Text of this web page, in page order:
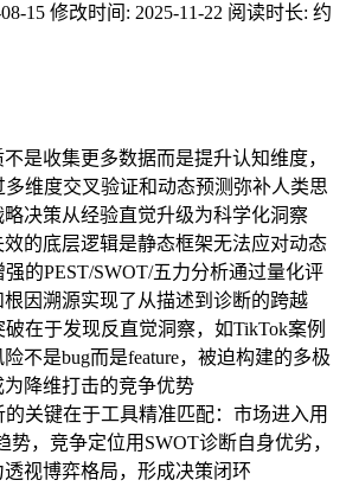
15 修改时间: 2025-11-22 阅读时长: 约
是收集更多数据而是提升认知维度，
维度交叉验证和动态预测弥补人类思
决策从经验直觉升级为科学化洞察
的底层逻辑是静态框架无法应对动态
的PEST/SWOT/五力分析通过量化评
因溯源实现了从描述到诊断的跨越
在于发现反直觉洞察，如TikTok案例
不是bug而是feature，被迫构建的多极
降维打击的竞争优势
关键在于工具精准匹配：市场进入用
势，竞争定位用SWOT诊断自身优劣，
视博弈格局，形成决策闭环